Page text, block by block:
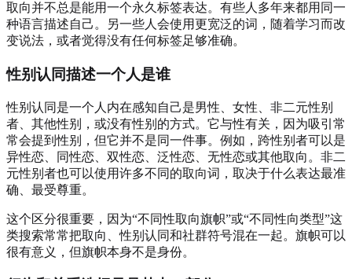
取向并不总是能用一个永久标签表达。有些人多年来都用同一
种语言描述自己。另一些人会使用更宽泛的词，随着学习而改
变说法，或者觉得没有任何标签足够准确。
性别认同描述一个人是谁
性别认同是一个人内在感知自己是男性、女性、非二元性别
者、其他性别，或没有性别的方式。它与性有关，因为吸引常
常会提到性别，但它并不是同一件事。例如，跨性别者可以是
异性恋、同性恋、双性恋、泛性恋、无性恋或其他取向。非二
元性别者也可以使用许多不同的取向词，取决于什么表达最准
确、最受尊重。
这个区分很重要，因为“不同性取向旗帜”或“不同性向类型”这
类搜索常常把取向、性别认同和社群符号混在一起。旗帜可以
很有意义，但旗帜本身不是身份。